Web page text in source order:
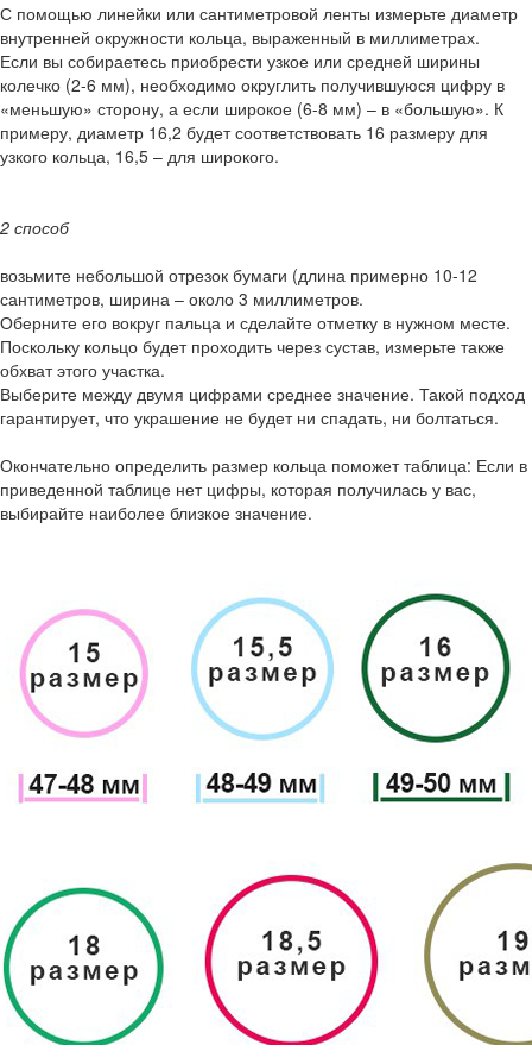
С помощью линейки или сантиметровой ленты измерьте диаметр
внутренней окружности кольца, выраженный в миллиметрах.
Если вы собираетесь приобрести узкое или средней ширины
колечко (2-6 мм), необходимо округлить получившуюся цифру в
«меньшую» сторону, а если широкое (6-8 мм) – в «большую». К
примеру, диаметр 16,2 будет соответствовать 16 размеру для
узкого кольца, 16,5 – для широкого.
2 способ
возьмите небольшой отрезок бумаги (длина примерно 10-12
сантиметров, ширина – около 3 миллиметров.
Оберните его вокруг пальца и сделайте отметку в нужном месте.
Поскольку кольцо будет проходить через сустав, измерьте также
обхват этого участка.
Выберите между двумя цифрами среднее значение. Такой подход
гарантирует, что украшение не будет ни спадать, ни болтаться.
Окончательно определить размер кольца поможет таблица: Если в
приведенной таблице нет цифры, которая получилась у вас,
выбирайте наиболее близкое значение.